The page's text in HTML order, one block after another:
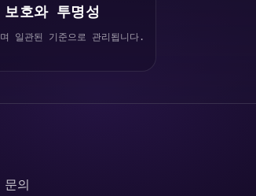
호와 투명성
일관된 기준으로 관리됩니다.
의